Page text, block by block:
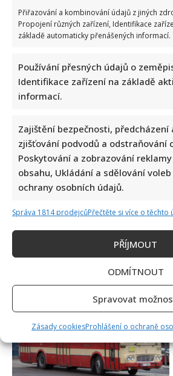
Přiřazování a kombinování údajů z jiných
Propojení různých zařízení, Identifikace
základě automaticky přenášených informací.
Používání přesných údajů o
Identifikace zařízení na základě
informací.
Zajištění bezpečnosti, předcházení
zjišťování podvodů a odstraňování
Poskytování a zobrazování reklamy
obsahu, Ukládání a sdělování voleb
ochrany osobních údajů.
Správa 1814 prodejcůPřečtěte si více o těchto
PŘÍJMOUT
ODMÍTNOUT
Spravovat
Zásady cookiesProhlášení o ochraně
Bolestivý moment Ivy Pazderkové na
rozesmálo i vzbudilo velký obdiv
Jak bude podle AI Marek Ztracený
vlasy ani vousy mu vůbec neuškodí
Miloš Zeman se opět pustil do Petra
spustila divoké hádky mezi